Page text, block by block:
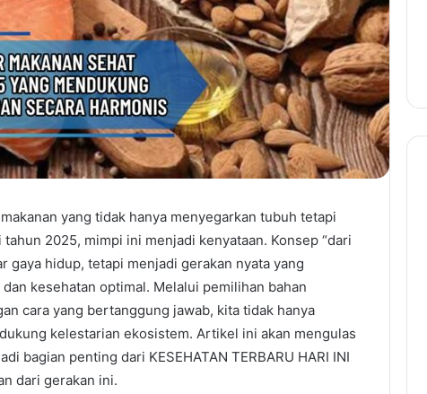
yang tidak hanya menyegarkan tubuh tetapi
2025, mimpi ini menjadi kenyataan. Konsep “dari
gaya hidup, tetapi menjadi gerakan nyata yang
kesehatan optimal. Melalui pemilihan bahan
cara yang bertanggung jawab, kita tidak hanya
kelestarian ekosistem. Artikel ini akan mengulas
bagian penting dari KESEHATAN TERBARU HARI INI
dari gerakan ini.